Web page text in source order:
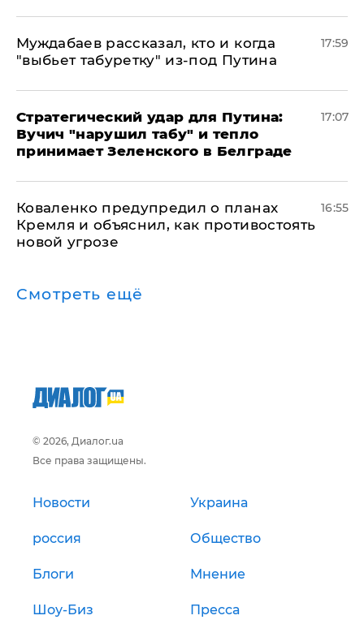
Муждабаев рассказал, кто и когда
"выбьет табуретку" из-под Путина
17:59
Стратегический удар для Путина:
Вучич "нарушил табу" и тепло
принимает Зеленского в Белграде
17:07
Коваленко предупредил о планах
Кремля и объяснил, как противостоять
новой угрозе
16:55
Смотреть ещё
© 2026, Диалог.ua
Все права защищены.
Новости Украина
россия Общество
Блоги Мнение
Шоу-Биз Пресса